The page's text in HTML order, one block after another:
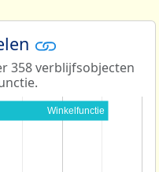
358 verblijfsobjecten
Winkelfunctie